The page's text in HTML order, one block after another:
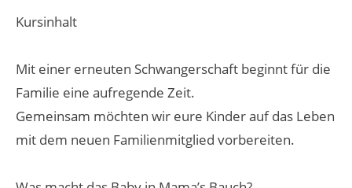
Kursinhalt
Mit einer erneuten Schwangerschaft beginnt für die
Familie eine aufregende Zeit.
Gemeinsam möchten wir eure Kinder auf das Leben
mit dem neuen Familienmitglied vorbereiten.